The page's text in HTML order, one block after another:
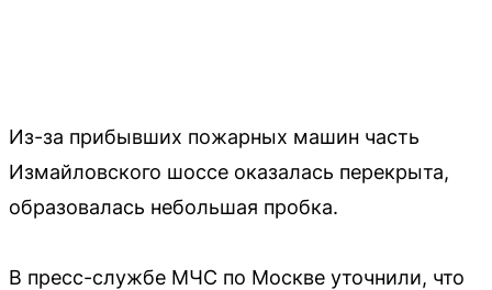
Из-за прибывших пожарных машин часть
Измайловского шоссе оказалась перекрыта,
образовалась небольшая пробка.
В пресс-службе МЧС по Москве уточнили, что